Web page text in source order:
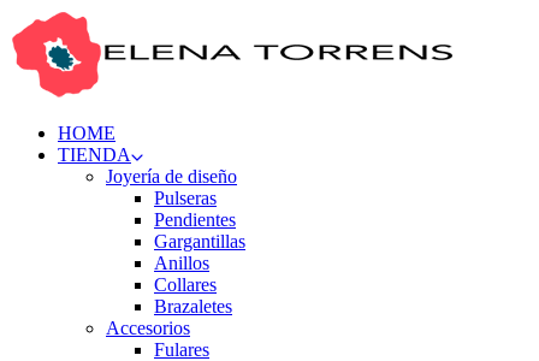
HOME
TIENDA
Joyería de diseño
Pulseras
Pendientes
Gargantillas
Anillos
Collares
Brazaletes
Accesorios
Fulares